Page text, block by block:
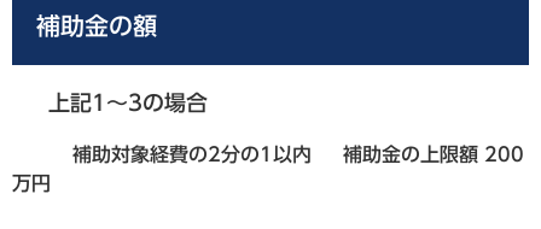
補助金の額
上記1～3の場合
補助対象経費の2分の1以内 補助金の上限額 200
万円